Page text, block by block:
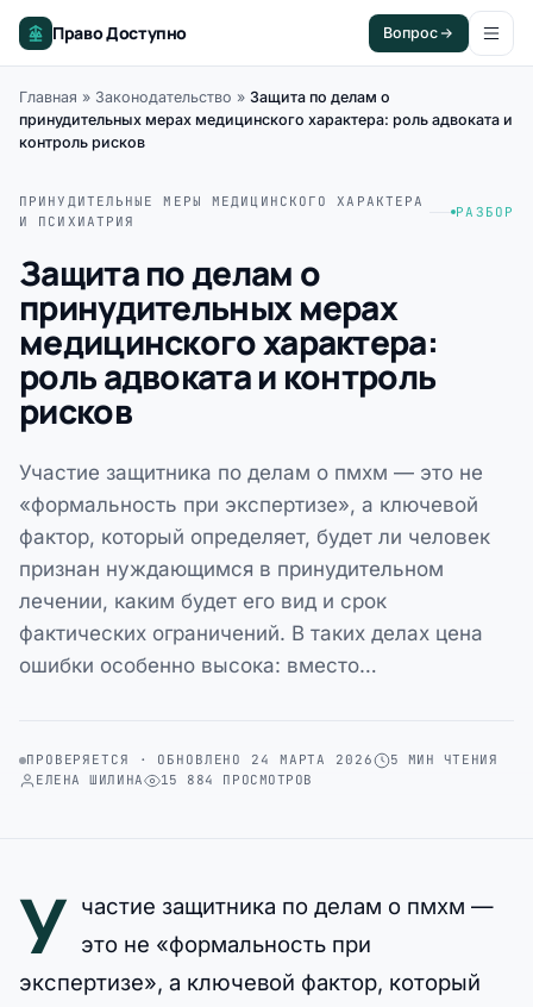
Право Доступно Вопрос
Главная » Законодательство » Защита по делам о
принудительных мерах медицинского характера: роль адвоката и
контроль рисков
ПРИНУДИТЕЛЬНЫЕ МЕРЫ МЕДИЦИНСКОГО ХАРАКТЕРА
И ПСИХИАТРИЯ
РАЗБОР
Защита по делам о
принудительных мерах
медицинского характера:
роль адвоката и контроль
рисков
Участие защитника по делам о пмхм — это не
«формальность при экспертизе», а ключевой
фактор, который определяет, будет ли человек
признан нуждающимся в принудительном
лечении, каким будет его вид и срок
фактических ограничений. В таких делах цена
ошибки особенно высока: вместо…
ПРОВЕРЯЕТСЯ · ОБНОВЛЕНО 24 МАРТА 2026
5 МИН ЧТЕНИЯ
ЕЛЕНА ШИЛИНА
15 884 ПРОСМОТРОВ
У частие защитника по делам о пмхм —
это не «формальность при
экспертизе», а ключевой фактор, который